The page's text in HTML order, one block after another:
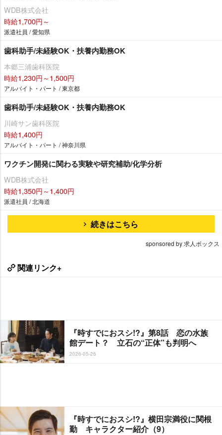
WDB株式会社
時給1,700円～
派遣社員 / 愛知県
歯科助手/未経験OK・扶養内勤務OK
本郷三浦歯科医院
時給1,230円～1,500円
アルバイト・パート / 東京都
歯科助手/未経験OK・扶養内勤務OK
川崎サン歯科医院
時給1,400円
アルバイト・パート / 神奈川県
ワクチン開発に関わる実験や研究補助/化学分析
WDB株式会社
時給1,350円～1,400円
派遣社員 / 北海道
続きはこちら
sponsored by 求人ボックス
関連リンク+
『時すでにおスシ!?』第8話 恋の水族
館デート？ 立石の“正体”も判明へ
2026-05-26
『時すでにおスシ!?』横田宗満役に関根
勤 キャラクター紹介（9）